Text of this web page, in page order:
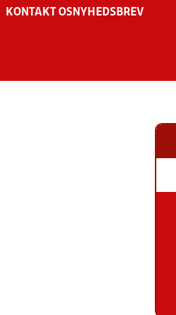
KONTAKT OS NYHEDSBREV